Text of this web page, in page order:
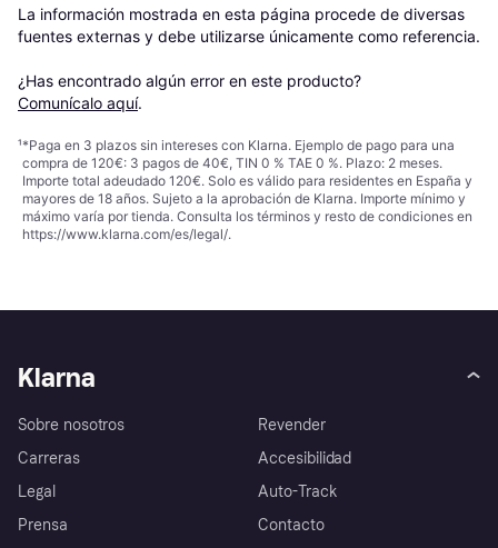
La información mostrada en esta página procede de diversas
fuentes externas y debe utilizarse únicamente como referencia.
¿Has encontrado algún error en este producto?
Comunícalo aquí.
¹*Paga en 3 plazos sin intereses con Klarna. Ejemplo de pago para una
compra de 120€: 3 pagos de 40€, TIN 0 % TAE 0 %. Plazo: 2 meses.
Importe total adeudado 120€. Solo es válido para residentes en España y
mayores de 18 años. Sujeto a la aprobación de Klarna. Importe mínimo y
máximo varía por tienda. Consulta los términos y resto de condiciones en
https://www.klarna.com/es/legal/.
Klarna
Sobre nosotros
Carreras
Legal
Prensa
Revender
Accesibilidad
Auto-Track
Contacto